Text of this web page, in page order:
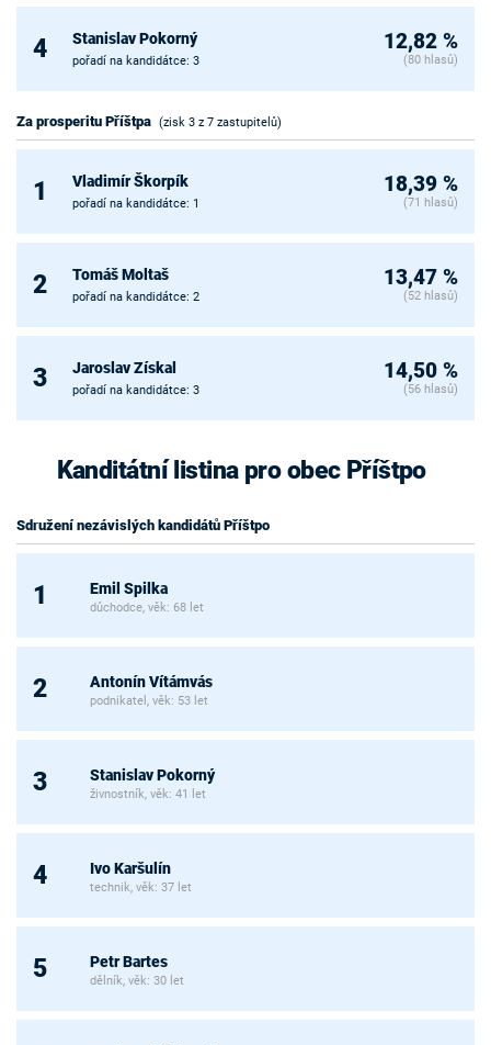
4 Stanislav Pokorný
pořadí na kandidátce: 3
12,82 %
(80 hlasů)
Za prosperitu Příštpa (zisk 3 z 7 zastupitelů)
1 Vladimír Škorpík
pořadí na kandidátce: 1
18,39 %
(71 hlasů)
2 Tomáš Moltaš
pořadí na kandidátce: 2
13,47 %
(52 hlasů)
3 Jaroslav Získal
pořadí na kandidátce: 3
14,50 %
(56 hlasů)
Kanditátní listina pro obec Příštpo
Sdružení nezávislých kandidátů Příštpo
1 Emil Spilka
důchodce, věk: 68 let
2 Antonín Vítámvás
podnikatel, věk: 53 let
3 Stanislav Pokorný
živnostník, věk: 41 let
4 Ivo Karšulín
technik, věk: 37 let
5 Petr Bartes
dělník, věk: 30 let